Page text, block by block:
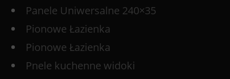
Panele Uniwersalne 240×35
Pionowe Łazienka
Pionowe Łazienka
Pnele kuchenne widoki